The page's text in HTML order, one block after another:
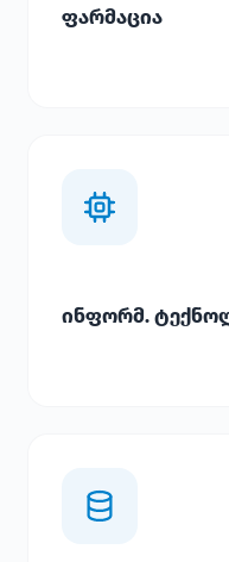
ფარმაცია
ინფორმ.